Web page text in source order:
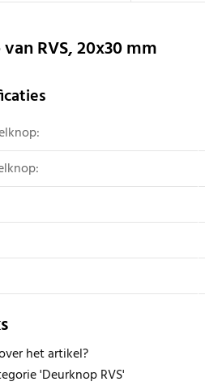
RVS, 20x30 mm
het artikel?
'Deurknop RVS'